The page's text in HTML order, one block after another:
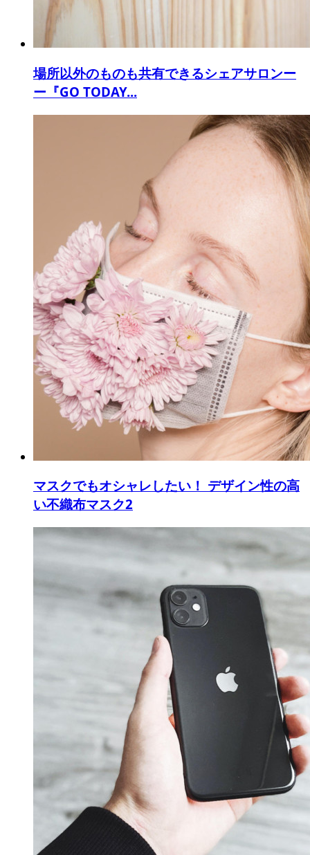
場所以外のものも共有できるシェアサロンー
ー『GO TODAY...
マスクでもオシャレしたい！ デザイン性の高
い不織布マスク2